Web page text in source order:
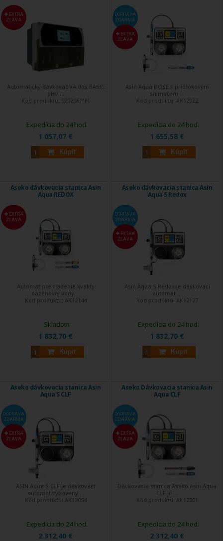
Celkovo automatická chlórová úprava je dôležitým
príslušenstvom pre majiteľov bazénov, ktoré zabezpečuje, že
voda je vždy v optimálnom stave pre plávanie a zábavu, a
zároveň uľahčuje údržbu a znižuje náklady.
EXTRA
ZĽAVA
Automatický dávkovač VA dos BASIC
pH / ...
Kód produktu: 9202061NK
1 057,07 €
Kúpiť
Expedícia do 24 hod.
DOPRAVA
ZDARMA
EXTRA
ZĽAVA
Asin Aqua DOSE s prietokovým
snímačom ...
Kód produktu: AK12022
1 655,58 €
Kúpiť
Expedícia do 24 hod.
Aseko dávkovacia stanica Asin
Aqua REDOX
EXTRA
ZĽAVA
Automat pre riadenie kvality
bazénovej vody ...
Kód produktu: AK12144
1 832,70 €
Kúpiť
Skladom
Aseko dávkovacia stanica Asin
Aqua S Redox
DOPRAVA
ZDARMA
EXTRA
ZĽAVA
Asin Aqua S Redox je dávkovací
automat ...
Kód produktu: AK12127
1 832,70 €
Kúpiť
Expedícia do 24 hod.
Aseko dávkovacia stanica Asin
Aqua S CLF
DOPRAVA
ZDARMA
EXTRA
ZĽAVA
ASIN Aqua S CLF je dávkovací
automat vybavený ...
Kód produktu: AK12054
2 312,40 €
Expedícia do 24 hod.
Aseko Dávkovacia stanica Asin
Aqua CLF
DOPRAVA
ZDARMA
EXTRA
ZĽAVA
Dávkovacia stanica Aseko Asin Aqua
CLF je ...
Kód produktu: AK12001
2 312,40 €
Expedícia do 24 hod.